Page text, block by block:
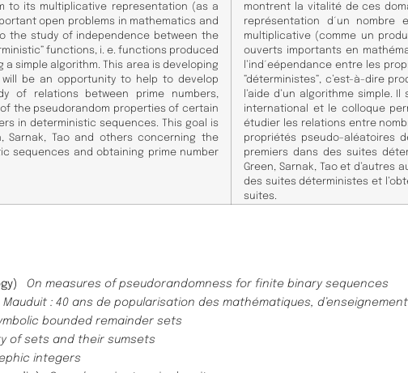
to its multiplicative representation (as a
open problems in mathematics and
the study of independence between the
functions, i. e. functions produced
simple algorithm. This area is developing
be an opportunity to help to develop
of relations between prime numbers,
the pseudorandom properties of certain
in deterministic sequences. This goal is
Sarnak, Tao and others concerning the
sequences and obtaining prime number
montrent la vitalité de ces
représentation d´un
multiplicative (comme un
ouverts importants en
l’ind´eépendance entre les
”déterministes”, c’est-à-dire
l’aide d’un algorithme simple.
international et le colloque
étudier les relations entre
propriétés pseudo-aléatoires
premiers dans des suites
Green, Sarnak, Tao et d’autres
des suites déterministes et
suites.
On measures of pseudorandomness for finite binary sequences
Mauduit : 40 ans de popularisation des mathématiques,
bounded remainder sets
of sets and their sumsets
integers